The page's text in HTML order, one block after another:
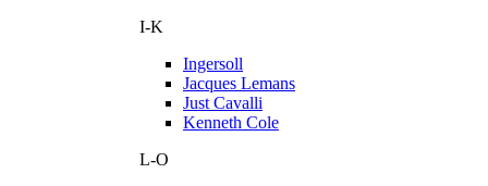
I-K
Ingersoll
Jacques Lemans
Just Cavalli
Kenneth Cole
L-O